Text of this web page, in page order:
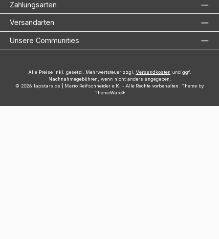
Zahlungsarten
Versandarten
Unsere Communities
Alle Preise inkl. gesetzl. Mehrwertsteuer zzgl. Versandkosten und ggf.
Nachnahmegebühren, wenn nicht anders angegeben.
© 2026 lapstars.de | Mario Reifschneider e.K. - Alle Rechte vorbehalten. Theme by
ThemeWare®